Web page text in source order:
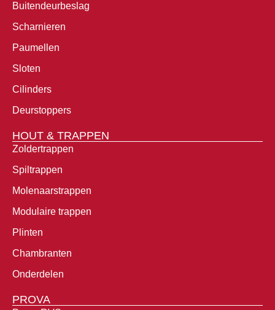
Buitendeurbeslag
Scharnieren
Paumellen
Sloten
Cilinders
Deurstoppers
HOUT & TRAPPEN
Zoldertrappen
Spiltrappen
Molenaarstrappen
Modulaire trappen
Plinten
Chambranten
Onderdelen
PROVA